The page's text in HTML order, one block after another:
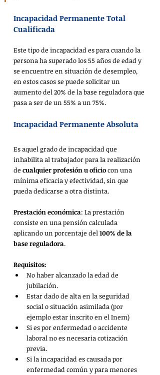
Incapacidad Permanente Total
Cualificada
Este tipo de incapacidad es para cuando la
persona ha superado los 55 años de edad y
se encuentre en situación de desempleo,
en estos casos se puede solicitar un
aumento del 20% de la base reguladora que
pasa a ser de un 55% a un 75%.
Incapacidad Permanente Absoluta
Es aquel grado de incapacidad que
inhabilita al trabajador para la realización
de cualquier profesión u oficio con una
mínima eficacia y efectividad, sin que
pueda dedicarse a otra distinta.
Prestación económica: La prestación
consiste en una pensión calculada
aplicando un porcentaje del 100% de la
base reguladora.
Requisitos:
No haber alcanzado la edad de
jubilación.
Estar dado de alta en la seguridad
social o situación asimilada (por
ejemplo estar inscrito en el Inem)
Si es por enfermedad o accidente
laboral no es necesaria cotización
previa.
Si la incapacidad es causada por
enfermedad común y para menores